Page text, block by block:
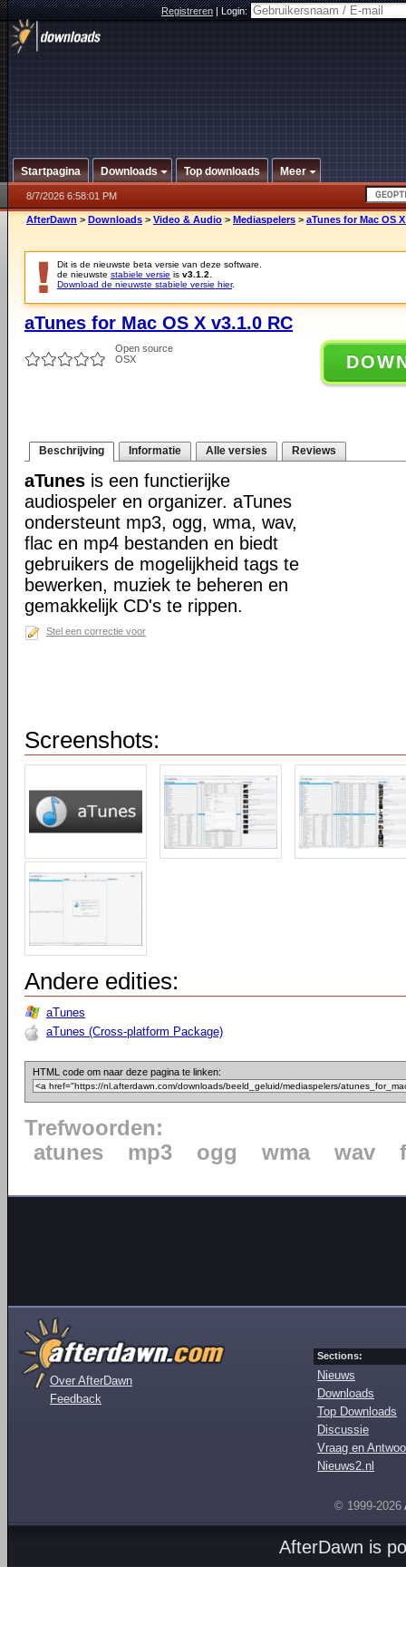
Registreren|Login:
Startpagina Downloads Top downloads Meer
8/7/2026 6:58:01 PM
AfterDawn > Downloads > Video & Audio > Mediaspelers > aTunes for Mac OS
Dit is de nieuwste beta versie van deze software.
de nieuwste stabiele versie is v3.1.2
Download de nieuwste stabiele versie hier.
aTunes for Mac OS X v3.1.0 RC
Open source
OSX
Beschrijving Informatie Alle versies Reviews
aTunes is een functierijke
audiospeler en organizer. aTunes
ondersteunt mp3, ogg, wma, wav,
flac en mp4 bestanden en biedt
gebruikers de mogelijkheid tags te
bewerken, muziek te beheren en
gemakkelijk CD's te rippen.
Stel een correctie voor
Screenshots:
Andere edities:
aTunes
aTunes (Cross-platform Package)
HTML code om naar deze pagina te linken:
Trefwoorden:
atunes
mp3 ogg wma wav
Over AfterDawn
Feedback
Sections:
Nieuws
Downloads
Top Downloads
Discussie
Vraag en
Nieuws2.nl
© 1999-2026
AfterDawn is